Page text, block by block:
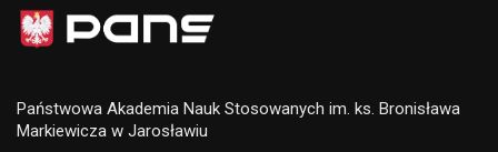
Państwowa Akademia Nauk Stosowanych im. ks. Bronisława
Markiewicza w Jarosławiu